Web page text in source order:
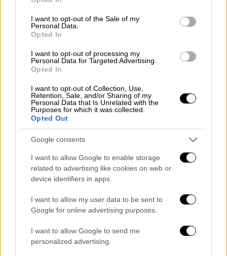
use your data for below specified purposes in below Google
consent section.
I want to opt-out of the Sale of my
Personal Data.
Opted In
I want to opt-out of processing my
Personal Data for Targeted Advertising.
Opted In
I want to opt-out of Collection, Use,
Retention, Sale, and/or Sharing of my
Personal Data that Is Unrelated with the
Purposes for which it was collected.
Opted Out
Google consents
I want to allow Google to enable storage
related to advertising like cookies on web or
device identifiers in apps.
I want to allow my user data to be sent to
Google for online advertising purposes.
I want to allow Google to send me
personalized advertising.
βίαια διαλύει μια οικογένεια. Οι οικογένειες
αυτές μένουν χωρίς υποστήριξη από την
Πολιτεία. Σταματούν δουλειές, σπουδές,
διαλύονται νοικοκυριά. Εμείς, ως σύλλογος
ψυχολόγους και ψυχιάτρους, στηρίζουμε
όσο μπορούμε. Αλλά αυτό δεν είναι δουλειά
ενός συλλόγου · είναι δουλειά του κράτους.